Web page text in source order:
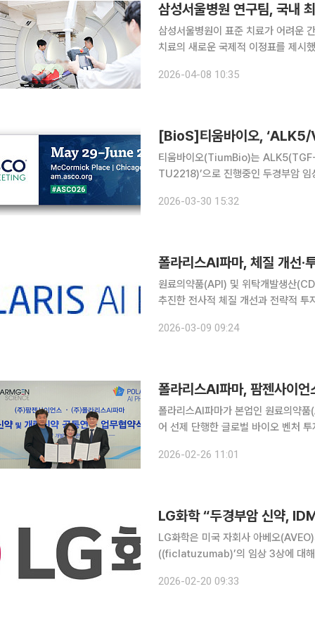
삼성서울병원 연구팀, 국내
삼성서울병원이 표준 치료가 어려운
치료의 새로운 국제적 이정표를 제시했다는 평가가 나온다. 8
2000건을 분석해 유럽암학회지
2026-04-08 10:35
[BioS]티움바이오, ‘ALK5/
티움바이오(TiumBio)는
TU2218)’으로 진행중인 두경부암
시에 저해해 종양미세환경(TME)을
2026-03-30 15:32
폴라리스AI파마, 체질 개선
원료의약품(API) 및 위탁개발생산
추진한 전사적 체질 개선과 전략적 투자
일 밝혔다. 특히 영업이익은 전
2026-03-09 09:24
폴라리스AI파마가 본업인 원료의약
어 선제 단행한 글로벌 바이오 벤처 투
2026-02-26 11:01
LG화학 “두경부암 신약,
LG화학은 미국 자회사 아베오
((ficlatuzumab)’의 임상 3상에 대해
보에 접근할 권한을 가진 IDMC가 파
2026-02-20 09:33